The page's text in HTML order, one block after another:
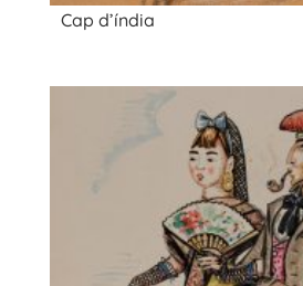
Cap d’índia